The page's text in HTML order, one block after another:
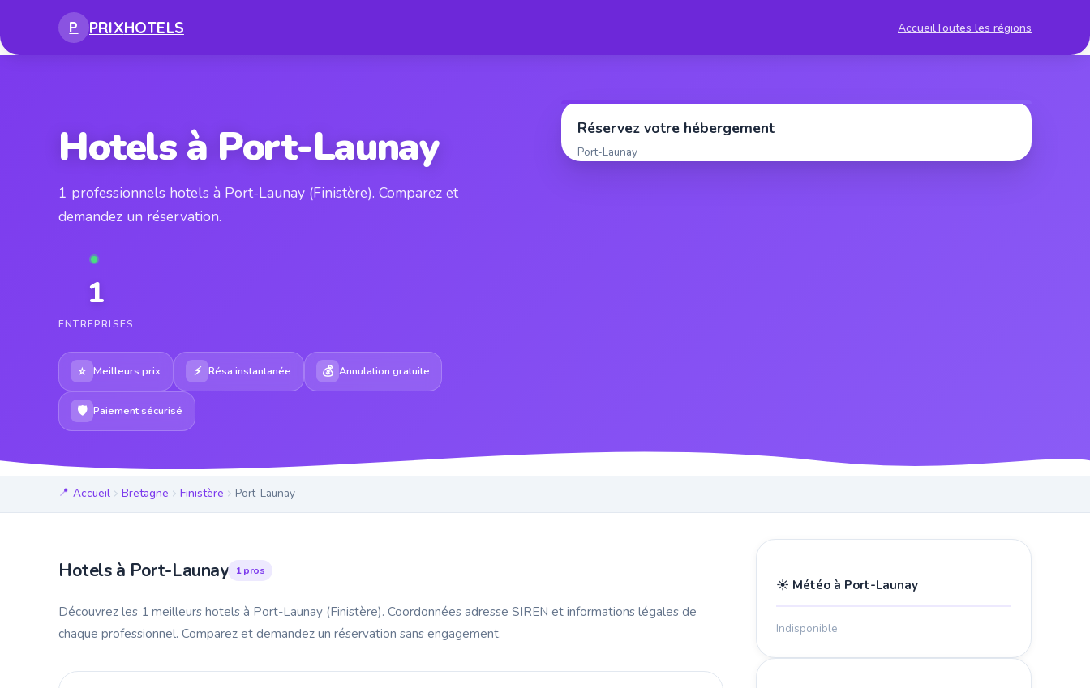
P PRIXHOTELS AccueilToutes les régions
Hotels à Port-Launay
1 professionnels hotels à Port-Launay (Finistère). Comparez et
demandez un réservation.
1
ENTREPRISES
⭐ Meilleurs prix ⚡ Résa instantanée 💰 Annulation gratuite
🛡 Paiement sécurisé
Réservez votre hébergement
Port-Launay
Accueil Bretagne Finistère Port-Launay
Hotels à Port-Launay 1 pros
Découvrez les 1 meilleurs hotels à Port-Launay (Finistère). Coordonnées adresse SIREN et informations légales de
chaque professionnel. Comparez et demandez un réservation sans engagement.
☀️ Météo à Port-Launay
Indisponible